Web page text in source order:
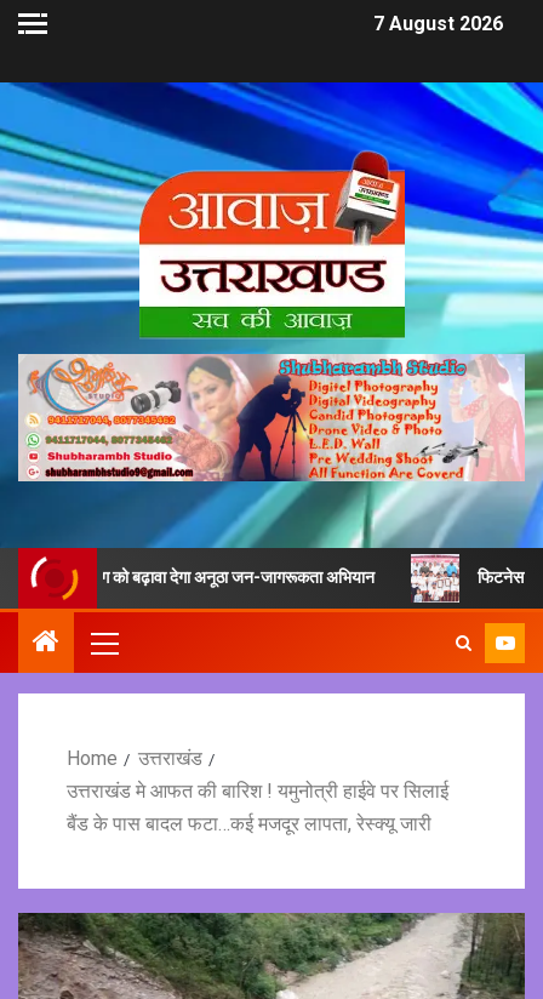
7 August 2026
को बढ़ावा देगा अनूठा जन-जागरूकता अभियान फिटनेस का मूल मंत्र है
Home
उत्तराखंड
उत्तराखंड मे आफत की बारिश ! यमुनोत्री हाईवे पर सिलाई
बैंड के पास बादल फटा…कई मजदूर लापता, रेस्क्यू जारी